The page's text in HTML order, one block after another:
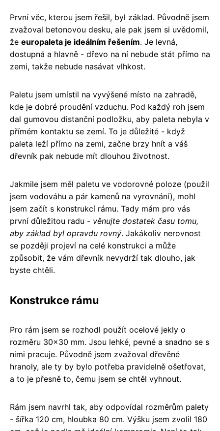
První věc, kterou jsem řešil, byl základ. Původně jsem
zvažoval betonovou desku, ale pak jsem si uvědomil,
že europaleta je ideálním řešením. Je levná,
dostupná a hlavně - dřevo na ní nebude stát přímo na
zemi, takže nebude nasávat vlhkost.
Paletu jsem umístil na vyvýšené místo na zahradě,
kde je dobré proudění vzduchu. Pod každý roh jsem
dal gumovou distanční podložku, aby paleta nebyla v
přímém kontaktu se zemí. To je důležité - když
paleta leží přímo na zemi, začne brzy hnít a váš
dřevník pak nebude mít dlouhou životnost.
Jakmile jsem měl paletu ve vodorovné poloze (použil
jsem vodováhu a pár kamenů na vyrovnání), mohl
jsem začít s konstrukcí rámu. Tady mám pro vás
první důležitou radu - věnujte dostatek času tomu,
aby základ byl opravdu rovný. Jakákoliv nerovnost
se později projeví na celé konstrukci a může
způsobit, že vám dřevník nevydrží tak dlouho, jak
byste chtěli.
Konstrukce rámu
Pro rám jsem se rozhodl použít ocelové jekly o
rozměru 30x30 mm. Jsou lehké, pevné a snadno se s
nimi pracuje. Původně jsem zvažoval dřevěné
hranoly, ale ty by bylo potřeba pravidelně ošetřovat,
a to je přesně to, čemu jsem se chtěl vyhnout.
Rám jsem navrhl tak, aby odpovídal rozměrům palety
- šířka 120 cm, hloubka 80 cm. Výšku jsem zvolil 180